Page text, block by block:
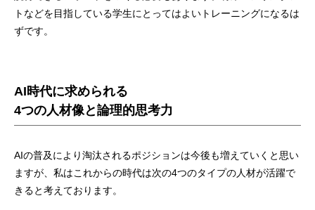
トなどを目指している学生にとってはよいトレーニングになるは
ずです。
AI時代に求められる
4つの人材像と論理的思考力
AIの普及により淘汰されるポジションは今後も増えていくと思い
ますが、私はこれからの時代は次の4つのタイプの人材が活躍で
きると考えております。